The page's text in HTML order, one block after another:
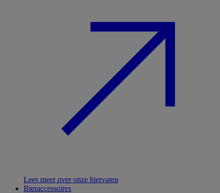
Lees meer over onze biervaten
Bieraccessoires